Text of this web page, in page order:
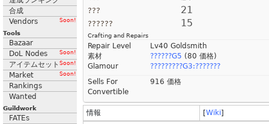
合成
Vendors
Soon!
Tools
Bazaar
DoL Nodes
Soon!
アイテムセット Soon!
Market Soon!
Rankings
Wanted
Guildwork
FATEs
??? 21
?????? 15
Crafting and Repairs
Repair Level
Lv40 Goldsmith
素材
??????G5 (80 価格)
Glamour
?????????G3:???????
Sells For
916 価格
Convertible
情報 [Wiki]